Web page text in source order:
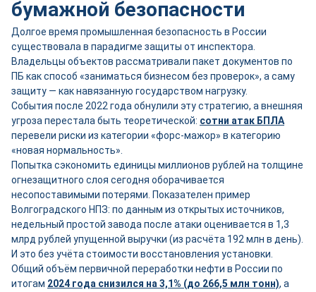
бумажной безопасности
Долгое время промышленная безопасность в России
существовала в парадигме защиты от инспектора.
Владельцы объектов рассматривали пакет документов по
ПБ как способ «заниматься бизнесом без проверок», а саму
защиту — как навязанную государством нагрузку.
События после 2022 года обнулили эту стратегию, а внешняя
угроза перестала быть теоретической: сотни атак БПЛА
перевели риски из категории «форс-мажор» в категорию
«новая нормальность».
Попытка сэкономить единицы миллионов рублей на толщине
огнезащитного слоя сегодня оборачивается
несопоставимыми потерями. Показателен пример
Волгоградского НПЗ: по данным из открытых источников,
недельный простой завода после атаки оценивается в 1,3
млрд рублей упущенной выручки (из расчёта 192 млн в день).
И это без учёта стоимости восстановления установки.
Общий объём первичной переработки нефти в России по
итогам 2024 года снизился на 3,1% (до 266,5 млн тонн), а